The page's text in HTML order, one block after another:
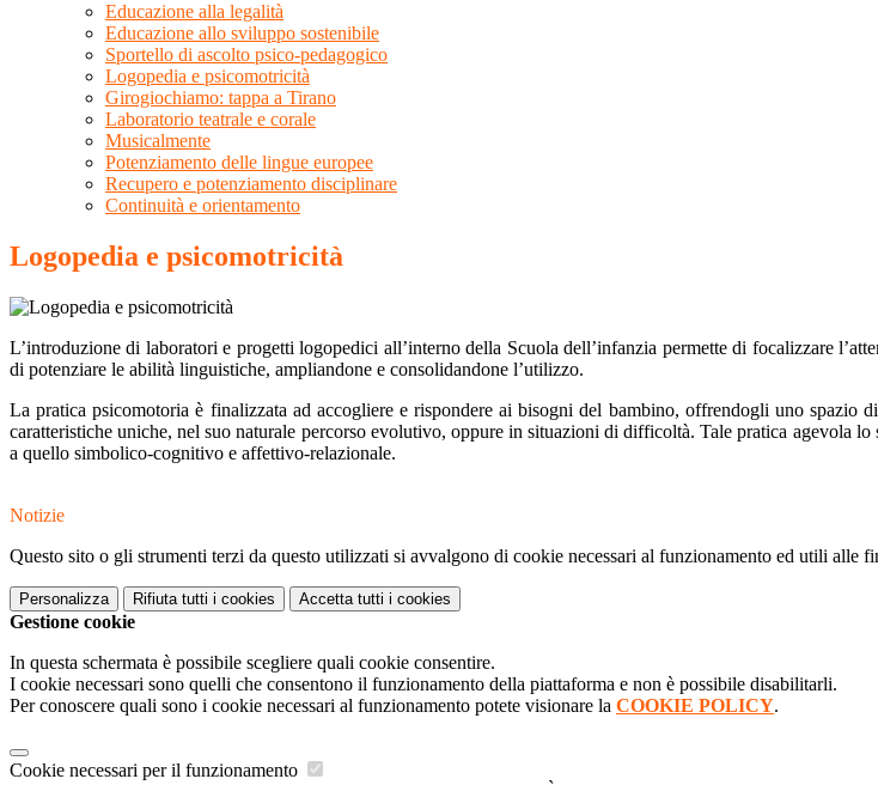
Educazione alla legalità
Educazione allo sviluppo sostenibile
Sportello di ascolto psico-pedagogico
Logopedia e psicomotricità
Girogiochiamo: tappa a Tirano
Laboratorio teatrale e corale
Musicalmente
Potenziamento delle lingue europee
Recupero e potenziamento disciplinare
Continuità e orientamento
Logopedia e psicomotricità
L’introduzione di laboratori e progetti logopedici all’interno della Scuola dell’infanzia permette di focalizzare
di potenziare le abilità linguistiche, ampliandone e consolidandone l’utilizzo.
La pratica psicomotoria è finalizzata ad accogliere e rispondere ai bisogni del bambino, offrendogli uno spazio
caratteristiche uniche, nel suo naturale percorso evolutivo, oppure in situazioni di difficoltà. Tale pratica agevola
a quello simbolico-cognitivo e affettivo-relazionale.
Notizie
Questo sito o gli strumenti terzi da questo utilizzati si avvalgono di cookie necessari al funzionamento ed utili alle
Personalizza Rifiuta tutti i cookies Accetta tutti i cookies
Gestione cookie
In questa schermata è possibile scegliere quali cookie consentire.
I cookie necessari sono quelli che consentono il funzionamento della piattaforma e non è possibile disabilitarli.
Per conoscere quali sono i cookie necessari al funzionamento potete visionare la COOKIE POLICY.
Cookie necessari per il funzionamento